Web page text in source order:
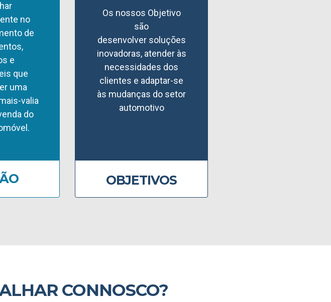
no
de
e
que
uma
valia
do
Os nossos Objetivo
são
desenvolver soluções
inovadoras, atender às
necessidades dos
clientes e adaptar-se
às mudanças do setor
automotivo
OBJETIVOS
CONNOSCO?